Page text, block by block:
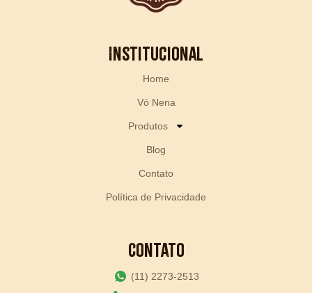
Institucional
Home
Vó Nena
Produtos
Blog
Contato
Política de Privacidade
Contato
(11) 2273-2513